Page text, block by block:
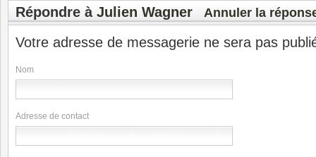
Répondre à Julien Wagner Annuler la
Votre adresse de messagerie ne sera pas
Nom
Adresse de contact